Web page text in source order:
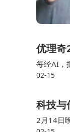
优理
每经AI，
er黑豹系
02-15
科技与
2月14日